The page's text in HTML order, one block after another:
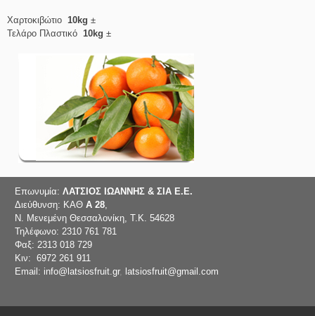
Χαρτοκιβώτιο 10kg ±
Τελάρο Πλαστικό 10kg ±
Επωνυμία: ΛΑΤΣΙΟΣ ΙΩΑΝΝΗΣ & ΣΙΑ Ε.Ε.
Διεύθυνση: ΚΑΘ Α 28,
Ν. Μενεμένη Θεσσαλονίκη, Τ.Κ. 54628
Τηλέφωνο: 2310 761 781
Φαξ: 2313 018 729
Κιν: 6972 261 911
Email: info@latsiosfruit.gr, latsiosfruit@gmail.com